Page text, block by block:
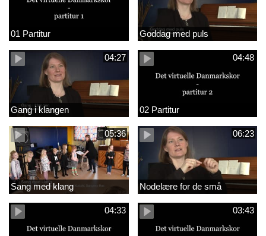
01 Partitur Goddag med puls
04:27
Gang i klangen
04:48
02 Partitur
05:36
Sang med klang
06:23
Nodelære for de små
04:33 03:43